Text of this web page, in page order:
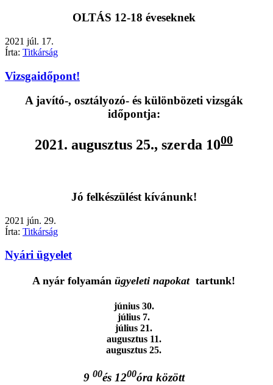
OLTÁS 12-18 éveseknek
2021 júl. 17.
Írta: Titkárság
Vizsgaidőpont!
A javító-, osztályozó- és különbözeti vizsgák
időpontja:
2021. augusztus 25., szerda 1000
Jó felkészülést kívánunk!
2021 jún. 29.
Írta: Titkárság
Nyári ügyelet
A nyár folyamánügyeleti napokattartunk!
június 30.
július 7.
július 21.
augusztus 11.
augusztus 25.
9 00és 1200óra között